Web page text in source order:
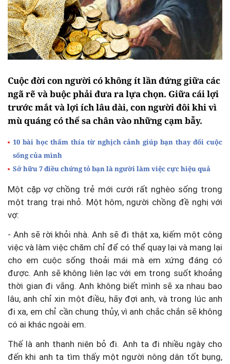
Cuộc đời con người có không ít lần đứng giữa các
ngã rẽ và buộc phải đưa ra lựa chọn. Giữa cái lợi
trước mắt và lợi ích lâu dài, con người đôi khi vì
mù quáng có thể sa chân vào những cạm bẫy.
10 bài học thấm thía từ nghịch cảnh giúp bạn thay đổi cuộc
sống của mình
Sở hữu 7 điều chứng tỏ bạn là người làm việc cực hiệu quả
Một cặp vợ chồng trẻ mới cưới rất nghèo sống trong
một trang trại nhỏ. Một hôm, người chồng đề nghị với
vợ:
- Anh sẽ rời khỏi nhà. Anh sẽ đi thật xa, kiếm một công
việc và làm việc chăm chỉ để có thể quay lại và mang lại
cho em cuộc sống thoải mái mà em xứng đáng có
được. Anh sẽ không liên lạc với em trong suốt khoảng
thời gian đi vắng. Anh không biết mình sẽ xa nhau bao
lâu, anh chỉ xin một điều, hãy đợi anh, và trong lúc anh
đi xa, em chỉ cần chung thủy, vì anh chắc chắn sẽ không
có ai khác ngoài em.
Thế là anh thanh niên bỏ đi. Anh ta đi nhiều ngày cho
đến khi anh ta tìm thấy một người nông dân tốt bụng,